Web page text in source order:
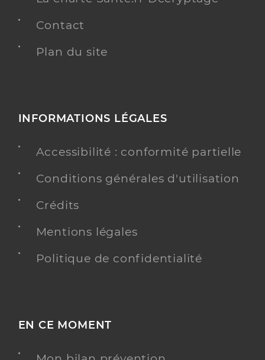
Contact
Plan du site
INFORMATIONS LÉGALES
Accessibilité : conformité partielle
Conditions générales d'utilisation
Crédits
Mentions légales
Politique de confidentialité
EN CE MOMENT